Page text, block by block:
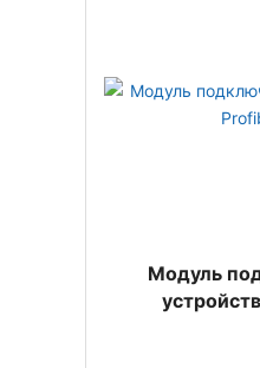
Модуль